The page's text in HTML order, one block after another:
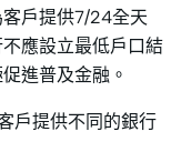
戶提供7/24全天
應設立最低戶口結
進普及金融。
戶提供不同的銀行